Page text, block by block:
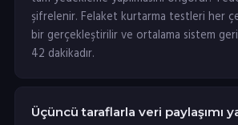
şifrelenir. Felaket kurtarma testleri her
bir gerçekleştirilir ve ortalama sistem
42 dakikadır.
Üçüncü taraflarla veri paylaşımı